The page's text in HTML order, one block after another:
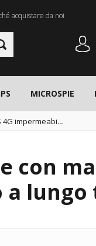
acquistare da noi
MICROSPIE
4G impermeabi...
con